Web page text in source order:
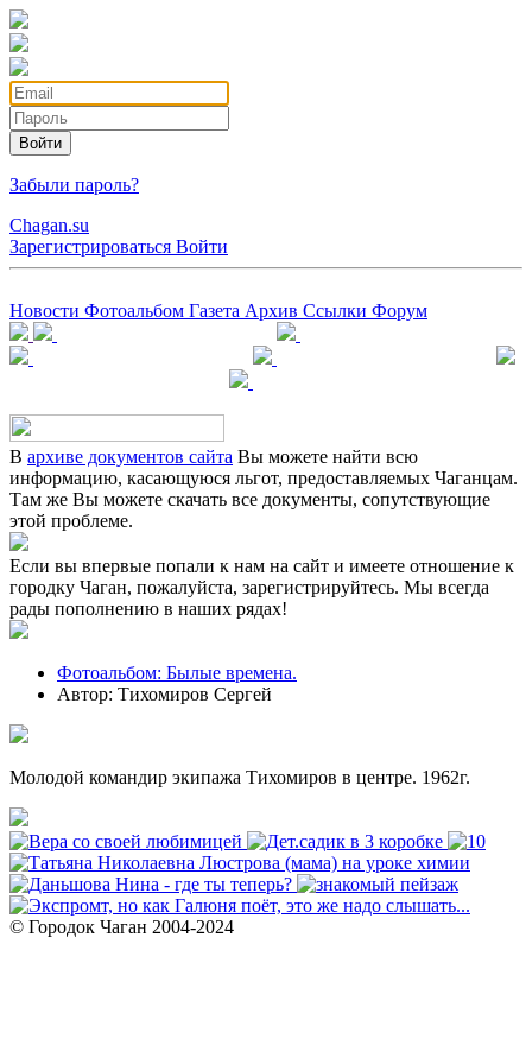
Войти
Забыли пароль?
Chagan.su
Зарегистрироваться Войти
Новости Фотоальбом Газета Архив Ссылки Форум
В архиве документов сайта Вы можете найти всю
информацию, касающуюся льгот, предоставляемых Чаганцам.
Там же Вы можете скачать все документы, сопутствующие
этой проблеме.
Если вы впервые попали к нам на сайт и имеете отношение к
городку Чаган, пожалуйста, зарегистрируйтесь. Мы всегда
рады пополнению в наших рядах!
Фотоальбом: Былые времена.
Автор: Тихомиров Сергей
Молодой командир экипажа Тихомиров в центре. 1962г.
© Городок Чаган 2004-2024